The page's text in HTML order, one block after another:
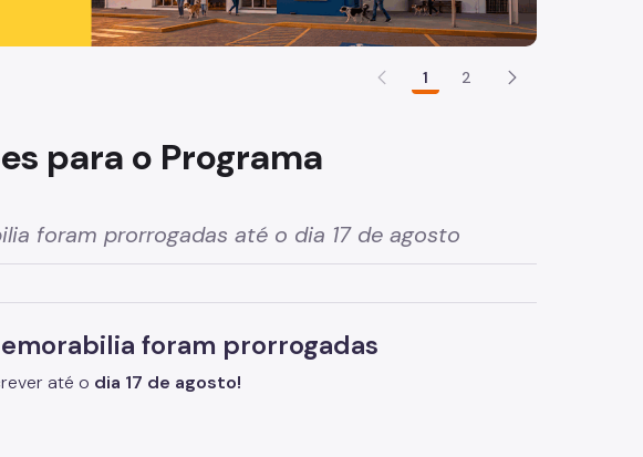
1 2
para o Programa
foram prorrogadas até o dia 17 de agosto
foram prorrogadas
até o dia 17 de agosto!